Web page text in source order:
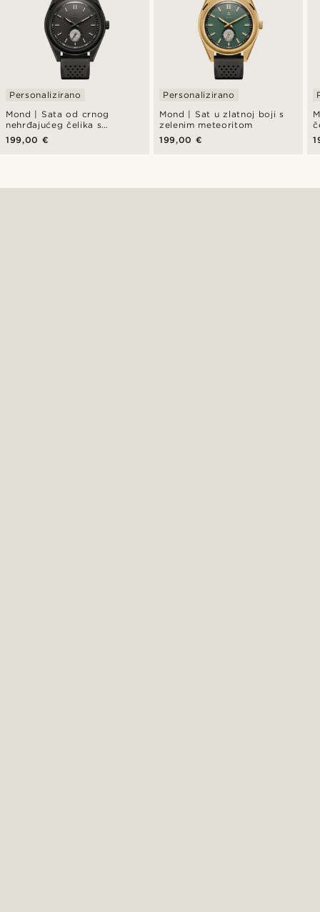
Mond | Sata od crnog
nehrđajućeg čelika s
meteoritom - ograničeno
izdanje
Personalizirano
199,00 €
Mond | Sat u zlatnoj boji s
zelenim meteoritom
Personalizirano
199,00 €